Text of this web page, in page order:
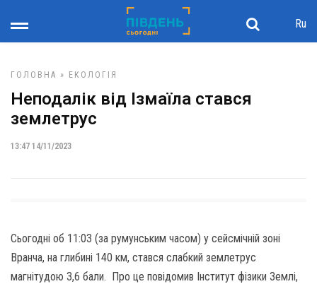
Ru
ГОЛОВНА » ЕКОЛОГІЯ
Неподалік від Ізмаїла стався
землетрус
13:47 14/11/2023
Сьогодні об 11:03 (за румунським часом) у сейсмічній зоні
Вранча, на глибині 140 км, стався слабкий землетрус
магнітудою 3,6 бали. Про це повідомив Інститут фізики Землі,